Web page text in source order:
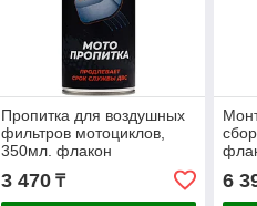
Пропитка для воздушных
фильтров мотоциклов,
350мл. флакон
3 470₸ 6